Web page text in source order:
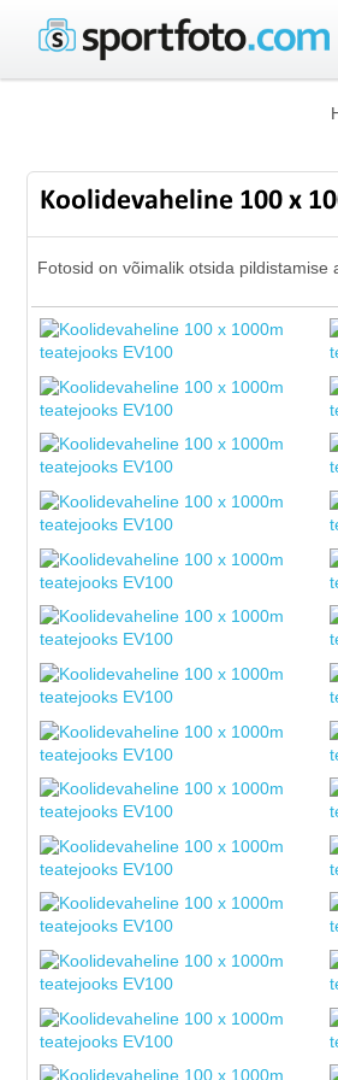
Koolidevaheline 100 x
Fotosid on võimalik otsida pildistamise